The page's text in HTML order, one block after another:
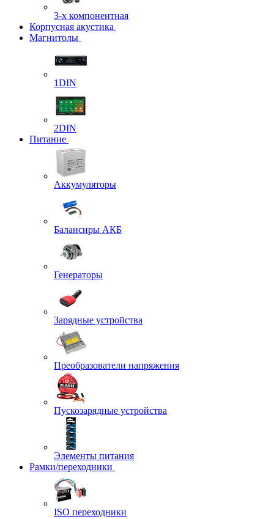
3-х компонентная
Корпусная акустика
Магнитолы
1DIN
2DIN
Питание
Аккумуляторы
Балансиры АКБ
Генераторы
Зарядные устройства
Преобразователи напряжения
Пускозарядные устройства
Элементы питания
Рамки/переходники
ISO переходники